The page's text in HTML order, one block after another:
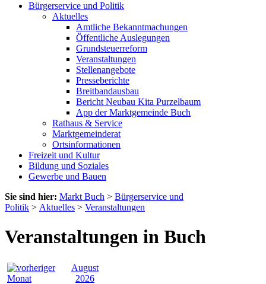
Bürgerservice und Politik
Aktuelles
Amtliche Bekanntmachungen
Öffentliche Auslegungen
Grundsteuerreform
Veranstaltungen
Stellenangebote
Presseberichte
Breitbandausbau
Bericht Neubau Kita Purzelbaum
App der Marktgemeinde Buch
Rathaus & Service
Marktgemeinderat
Ortsinformationen
Freizeit und Kultur
Bildung und Soziales
Gewerbe und Bauen
Sie sind hier: Markt Buch > Bürgerservice und
Politik > Aktuelles > Veranstaltungen
Veranstaltungen in Buch
August
2026